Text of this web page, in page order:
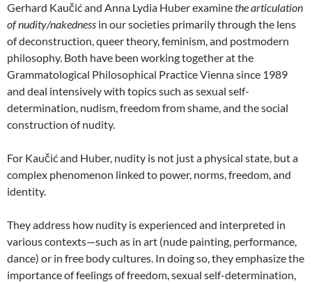
Gerhard Kaučić and Anna Lydia Huber examinethe articulation
of nudity/nakedness in our societies primarily through the lens
of deconstruction, queer theory, feminism, and postmodern
philosophy. Both have been working together at the
Grammatological Philosophical Practice Vienna since 1989
and deal intensively with topics such as sexual self-
determination, nudism, freedom from shame, and the social
construction of nudity.
For Kaučić and Huber, nudity is not just a physical state, but a
complex phenomenon linked to power, norms, freedom, and
identity.
They address how nudity is experienced and interpreted in
various contexts—such as in art (nude painting, performance,
dance) or in free body cultures. In doing so, they emphasize the
importance of feelings of freedom, sexual self-determination,